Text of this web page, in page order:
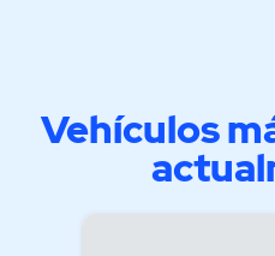
Vehículos